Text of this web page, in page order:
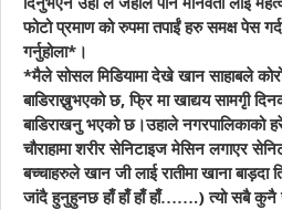
फोटो प्रमाण को रुपमा तपाईं हरु समक्ष
गर्नुहोला*।
*मैले सोसल मिडियामा देखे खान साहाबले
बाडिराख्नुभएको छ, फ्रि मा खाद्यय सामगृी
बाडिराखनु भएको छ।उहाले नगरपालिकाको
चौराहामा शरीर सेनिटाइज मेसिन लगाएर
बच्चाहरुले खान जी लाई रातीमा खाना
जांदै हुनुहुनछ हाँ हाँ हाँ हाँ…….) त्यो सबै कुनै